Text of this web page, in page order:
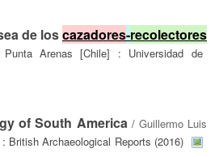
de loscazadores-recolectores
Arenas [Chile] : Universidad de
of South America/ Guillermo Luis
British Archaeological Reports (2016)